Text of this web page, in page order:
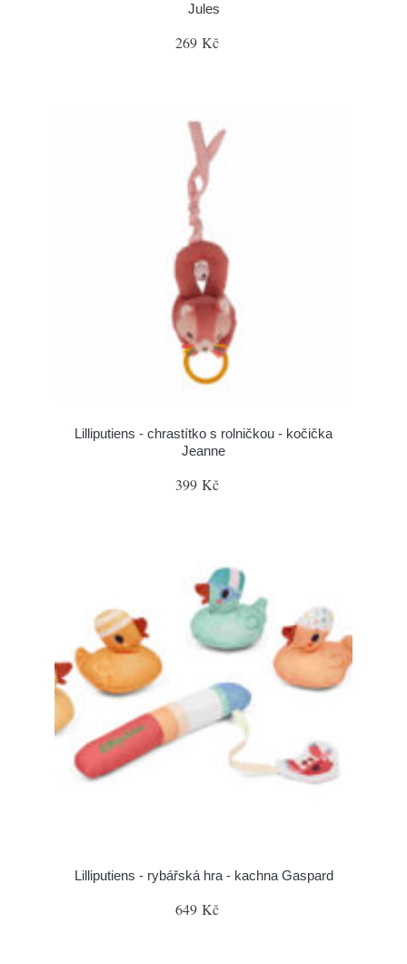
Jules
269 Kč
Lilliputiens - chrastítko s rolničkou - kočička
Jeanne
399 Kč
Lilliputiens - rybářská hra - kachna Gaspard
649 Kč